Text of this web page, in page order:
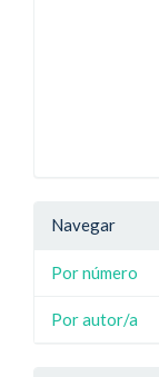
Navegar
Por número
Por autor/a